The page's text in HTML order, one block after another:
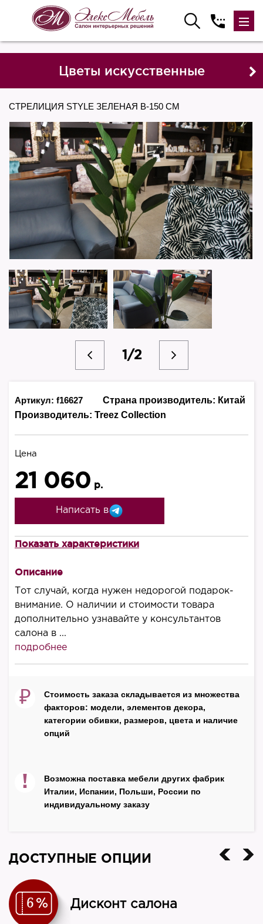
Цветы искусственные
СТРЕЛИЦИЯ STYLE ЗЕЛЕНАЯ В-150 СМ
1/2
Артикул: f16627 Страна производитель: Китай
Производитель: Treez Collection
Цена
21 060 р.
Написать в
В наличии
Высота, мм
1500
Производитель
Treez Collection
Страна
Показать характеристики
Описание
Тот случай, когда нужен недорогой подарок-
внимание. О наличии и стоимости товара
дополнительно узнавайте у консультантов
салона в ...
подробнее
₽
Стоимость заказа складывается из множества
факторов: модели, элементов декора,
категории обивки, размеров, цвета и наличие
опций
!
Возможна поставка мебели других фабрик
Италии, Испании, Польши, России по
индивидуальному заказу
ДОСТУПНЫЕ ОПЦИИ
Дисконт салона